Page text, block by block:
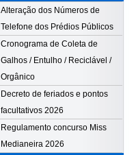
Alteração dos Números de
Telefone dos Prédios Públicos
Cronograma de Coleta de
Galhos / Entulho / Reciclável /
Orgânico
Decreto de feriados e pontos
facultativos 2026
Regulamento concurso Miss
Medianeira 2026